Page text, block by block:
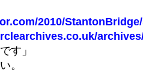
2010/
す」
。